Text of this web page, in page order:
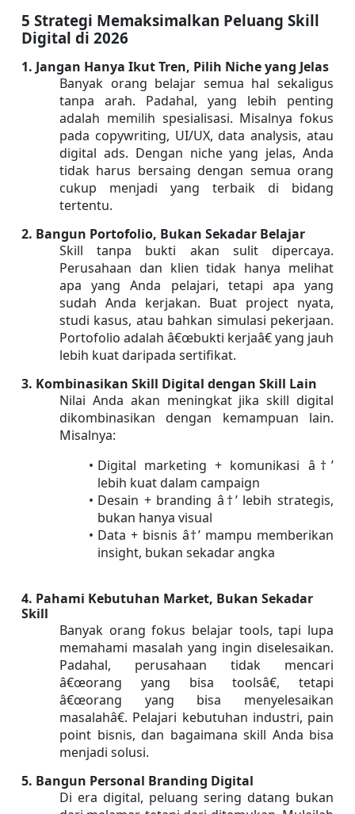
5 Strategi Memaksimalkan Peluang Skill
Digital di 2026
1. Jangan Hanya Ikut Tren, Pilih Niche yang Jelas
Banyak orang belajar semua hal sekaligus
tanpa arah. Padahal, yang lebih penting
adalah memilih spesialisasi. Misalnya fokus
pada copywriting, UI/UX, data analysis, atau
digital ads. Dengan niche yang jelas, Anda
tidak harus bersaing dengan semua orang
cukup menjadi yang terbaik di bidang
tertentu.
2. Bangun Portofolio, Bukan Sekadar Belajar
Skill tanpa bukti akan sulit dipercaya.
Perusahaan dan klien tidak hanya melihat
apa yang Anda pelajari, tetapi apa yang
sudah Anda kerjakan. Buat project nyata,
studi kasus, atau bahkan simulasi pekerjaan.
Portofolio adalah â€œbukti kerjaâ€ yang jauh
lebih kuat daripada sertifikat.
3. Kombinasikan Skill Digital dengan Skill Lain
Nilai Anda akan meningkat jika skill digital
dikombinasikan dengan kemampuan lain.
Misalnya:
Digital marketing + komunikasi â†’
lebih kuat dalam campaign
Desain + branding â†’ lebih strategis,
bukan hanya visual
Data + bisnis â†’ mampu memberikan
insight, bukan sekadar angka
4. Pahami Kebutuhan Market, Bukan Sekadar
Skill
Banyak orang fokus belajar tools, tapi lupa
memahami masalah yang ingin diselesaikan.
Padahal, perusahaan tidak mencari
â€œorang yang bisa toolsâ€, tetapi
â€œorang yang bisa menyelesaikan
masalahâ€. Pelajari kebutuhan industri, pain
point bisnis, dan bagaimana skill Anda bisa
menjadi solusi.
5. Bangun Personal Branding Digital
Di era digital, peluang sering datang bukan